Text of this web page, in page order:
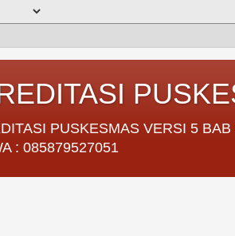
PUSKESMAS VERSI 5
: 085879527051